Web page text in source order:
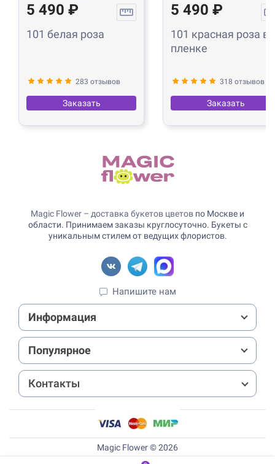
5 490 ₽
101 белая роза
283 отзывов
Заказать
5 490 ₽
101 красная роза в
пленке
318 отзывов
Заказать
Magic Flower – доставка букетов цветов по Москве и
области. Принимаем заказы круглосуточно. Букеты с
уникальным стилем от ведущих флористов.
Напишите нам
Информация
Популярное
Контакты
Magic Flower © 2026